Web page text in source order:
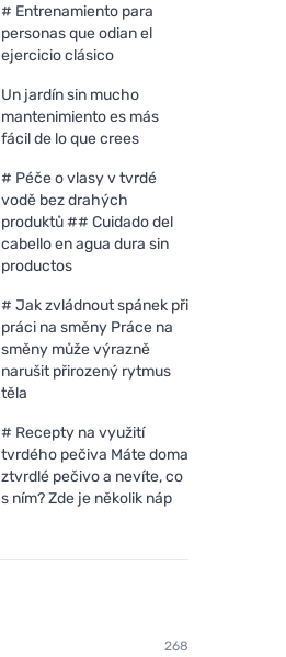
# Entrenamiento para
personas que odian el
ejercicio clásico
Un jardín sin mucho
mantenimiento es más
fácil de lo que crees
# Péče o vlasy v tvrdé
vodě bez drahých
produktů ## Cuidado del
cabello en agua dura sin
productos
# Jak zvládnout spánek při
práci na směny Práce na
směny může výrazně
narušit přirozený rytmus
těla
# Recepty na využití
tvrdého pečiva Máte doma
ztvrdlé pečivo a nevíte, co
s ním? Zde je několik náp
268